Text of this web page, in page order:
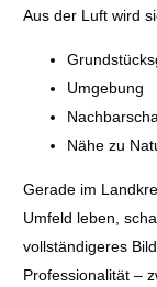
Aus der Luft wird
Umgebung
Nähe zu
Gerade im
Umfeld leben,
vollständigeres
Professionalität –